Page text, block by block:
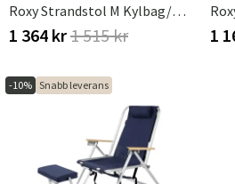
Roxy Strandstol M Kylbag/Mobilficka Blå
1 364 kr1 515 kr 1
-10% Snabb leverans